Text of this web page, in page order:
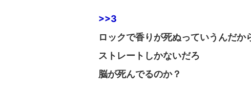
>>3
ロックで香りが死ぬっていうんだか
ストレートしかないだろ
脳が死んでるのか？